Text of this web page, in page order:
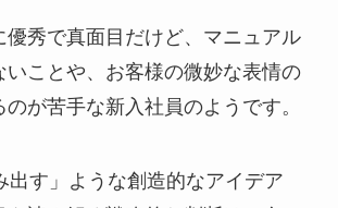
優秀で真面目だけど、マニュアル
いことや、お客様の微妙な表情の
が苦手な新入社員のようです。
出す」ような創造的なアイデア